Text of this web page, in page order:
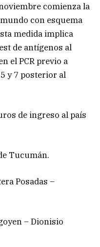
comienza la
con esquema
medida implica
de antígenos al
el PCR previo a
y 7 posterior al
de ingreso al país
Tucumán.
Posadas –
– Dionisio